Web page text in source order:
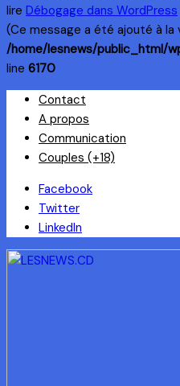
lire Débogage dans WordPress
(Ce message a été ajouté à la
/home/lesnews/public_html/
line 6170
Skip
content
Contact
A propos
Communication
Couples (+18)
Facebook
Twitter
LinkedIn